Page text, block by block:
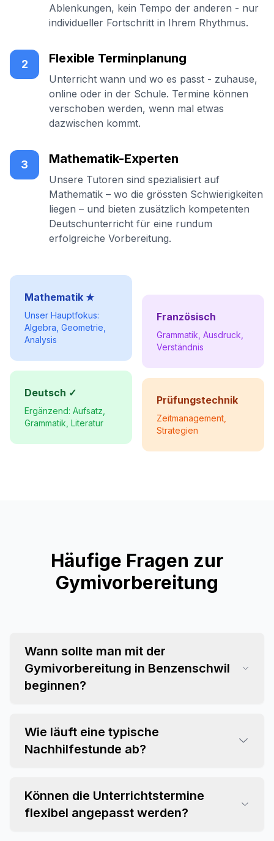
Ablenkungen, kein Tempo der anderen - nur
individueller Fortschritt in Ihrem Rhythmus.
2 Flexible Terminplanung
Unterricht wann und wo es passt - zuhause,
online oder in der Schule. Termine können
verschoben werden, wenn mal etwas
dazwischen kommt.
3 Mathematik-Experten
Unsere Tutoren sind spezialisiert auf
Mathematik – wo die grössten Schwierigkeiten
liegen – und bieten zusätzlich kompetenten
Deutschunterricht für eine rundum
erfolgreiche Vorbereitung.
Mathematik ★
Unser Hauptfokus:
Algebra, Geometrie,
Analysis
Deutsch ✓
Ergänzend: Aufsatz,
Grammatik, Literatur
Französisch
Grammatik, Ausdruck,
Verständnis
Prüfungstechnik
Zeitmanagement,
Strategien
Häufige Fragen zur
Gymivorbereitung
Wann sollte man mit der
Gymivorbereitung in Benzenschwil
beginnen?
Wie läuft eine typische
Nachhilfestunde ab?
Können die Unterrichtstermine
flexibel angepasst werden?